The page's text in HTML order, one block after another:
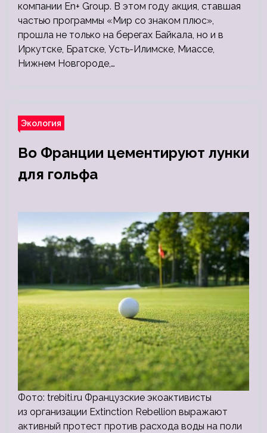
компании En+ Group. В этом году акция, ставшая
частью программы «Мир со знаком плюс»,
прошла не только на берегах Байкала, но и в
Иркутске, Братске, Усть-Илимске, Миассе,
Нижнем Новгороде,…
Экология
Во Франции цементируют лунки
для гольфа
Фото: trebiti.ru Французские экоактивисты
из организации Extinction Rebellion выражают
активный протест против расхода воды на поли